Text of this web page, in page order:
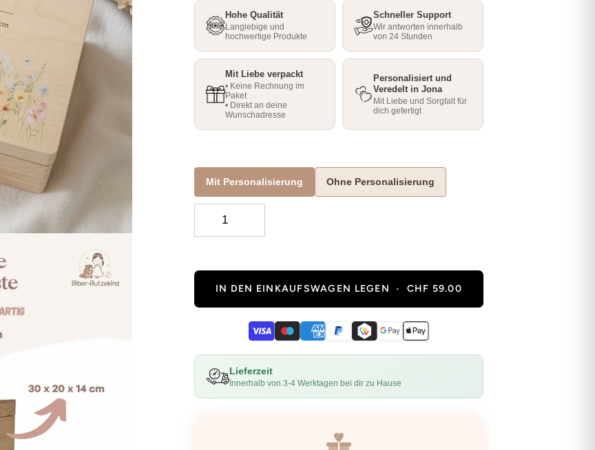
Hohe Qualität
Langlebige und
hochwertige Produkte
Schneller Support
Wir antworten innerhalb
von 24 Stunden
Mit Liebe verpackt
• Keine Rechnung im
Paket
• Direkt an deine
Wunschadresse
Personalisiert und
Veredelt in Jona
Mit Liebe und Sorgfalt für
dich gefertigt
Mit Personalisierung Ohne Personalisierung
IN DEN EINKAUFSWAGEN LEGEN • CHF 59.00
Lieferzeit
Innerhalb von 3-4 Werktagen bei dir zu Hause